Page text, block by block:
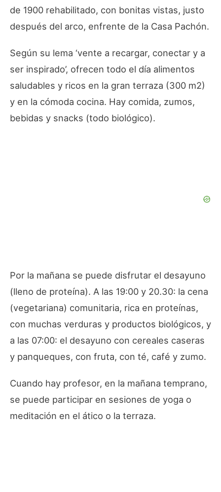
de 1900 rehabilitado, con bonitas vistas, justo
después del arco, enfrente de la Casa Pachón.
Según su lema ‘vente a recargar, conectar y a
ser inspirado’, ofrecen todo el día alimentos
saludables y ricos en la gran terraza (300 m2)
y en la cómoda cocina. Hay comida, zumos,
bebidas y snacks (todo biológico).
Por la mañana se puede disfrutar el desayuno
(lleno de proteína). A las 19:00 y 20.30: la cena
(vegetariana) comunitaria, rica en proteínas,
con muchas verduras y productos biológicos, y
a las 07:00: el desayuno con cereales caseras
y panqueques, con fruta, con té, café y zumo.
Cuando hay profesor, en la mañana temprano,
se puede participar en sesiones de yoga o
meditación en el ático o la terraza.